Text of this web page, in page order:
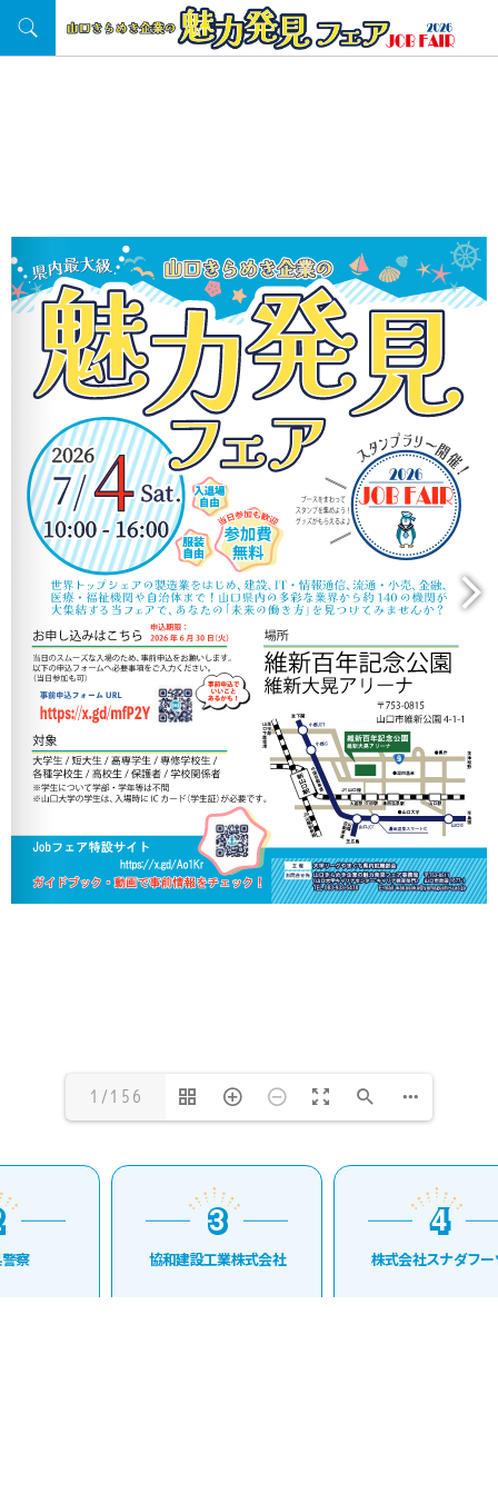
1/156
察
3
3
協和建設工業株式会社
4
4
株式会社スナダフー